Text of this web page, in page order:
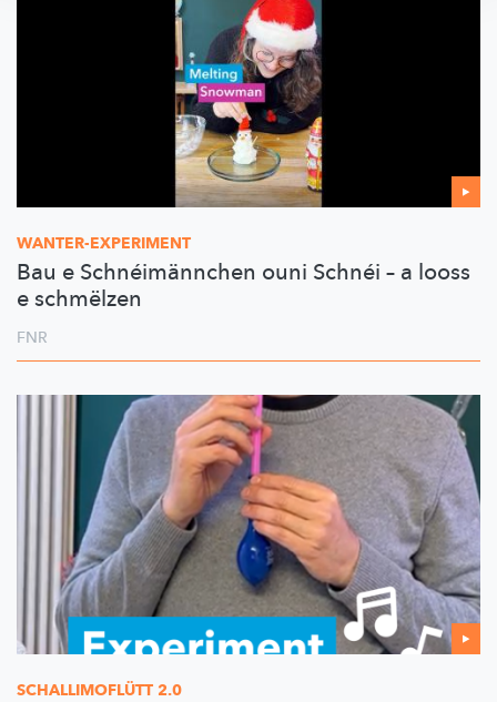
WANTER-EXPERIMENT
Bau e Schnéimännchen ouni Schnéi – a looss
e schmëlzen
FNR
SCHALLIMOFLÜTT 2.0